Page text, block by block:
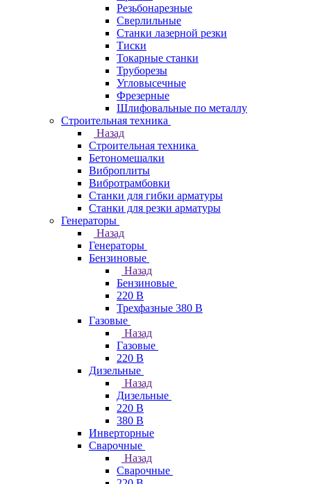
Резьбонарезные
Сверлильные
Станки лазерной резки
Тиски
Токарные станки
Труборезы
Угловысечные
Фрезерные
Шлифовальные по металлу
Строительная техника
Назад
Строительная техника
Бетономешалки
Виброплиты
Вибротрамбовки
Станки для гибки арматуры
Станки для резки арматуры
Генераторы
Назад
Генераторы
Бензиновые
Назад
Бензиновые
220 В
Трехфазные 380 В
Газовые
Назад
Газовые
220 В
Дизельные
Назад
Дизельные
220 В
380 В
Инверторные
Сварочные
Назад
Сварочные